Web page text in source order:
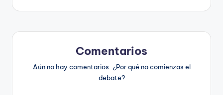
entradas
Comentarios
Aún no hay comentarios. ¿Por qué no comienzas el
debate?